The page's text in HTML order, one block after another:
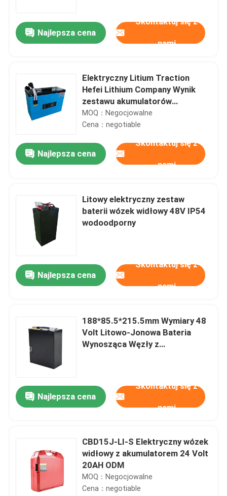
Produkty
O nas
Najlepsza cena
Skontaktuj się z
nami
Elektryczny Litium Traction
Hefei Lithium Company Wynik
zestawu akumulatorów
300x125x120mm 48V 25AH
MOQ：Negocjowalne
Cena：negotiable
Najlepsza cena
Skontaktuj się z
nami
Litowy elektryczny zestaw
baterii wózek widłowy 48V IP54
wodoodporny
Najlepsza cena
Skontaktuj się z
nami
188*85.5*215.5mm Wymiary 48
Volt Litowo-Jonowa Bateria
Wynosząca Węzły z
Najlepsza cena
Skontaktuj się z
nami
CBD15J-LI-S Elektryczny wózek
widłowy z akumulatorem 24 Volt
20AH ODM
MOQ：Negocjowalne
Cena：negotiable